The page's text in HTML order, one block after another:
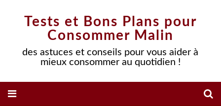
Tests et Bons Plans pour
Consommer Malin
des astuces et conseils pour vous aider à
mieux consommer au quotidien !